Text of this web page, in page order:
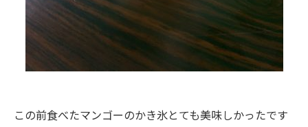
この前食べたマンゴーのかき氷とても美味しかったです